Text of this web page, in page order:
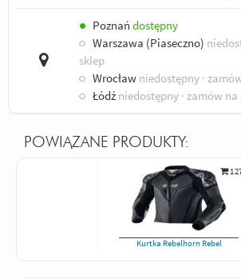
● Poznań dostępny
○ Warszawa (Piaseczno)
sklep
○ Wrocław niedostępny ·
○ Łódź niedostępny · zamów
POWIĄZANE PRODUKTY:
1
Kurtka Rebelhorn Rebel